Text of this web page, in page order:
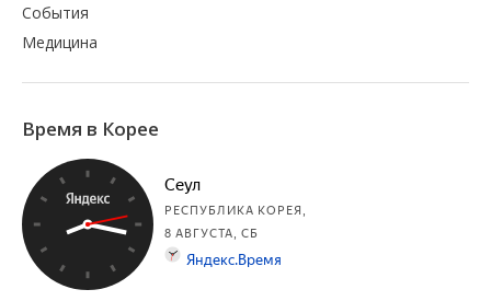
События
Медицина
Время в Корее